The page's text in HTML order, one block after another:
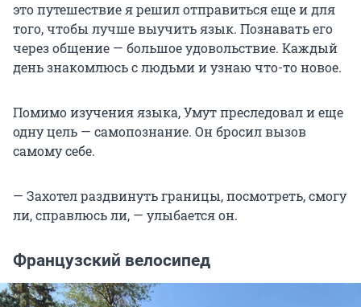
это путешествие я решил отправиться еще и для
того, чтобы лучше выучить язык. Познавать его
через общение — большое удовольствие. Каждый
день знакомлюсь с людьми и узнаю что-то новое.
Помимо изучения языка, Умут преследовал и еще
одну цель — самопознание. Он бросил вызов
самому себе.
— Захотел раздвинуть границы, посмотреть, смогу
ли, справлюсь ли, — улыбается он.
Французский велосипед